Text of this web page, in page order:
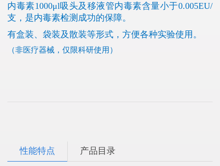
内毒素1000μl吸头及移液管内毒素含量小于0.005EU/
支，是内毒素检测成功的保障。
有盒装、袋装及散装等形式，方便各种实验使用。
（非医疗器械，仅限科研使用）
性能特点 产品目录